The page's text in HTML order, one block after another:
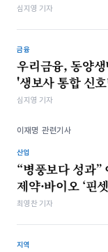
심지영 기자
금융
우리금융, 동양
'생보사 통합 신
심지영 기자
이재명 관련기사
산업
“병풍보다 성과”
제약·바이오 ‘핀
최영찬 기자
지역